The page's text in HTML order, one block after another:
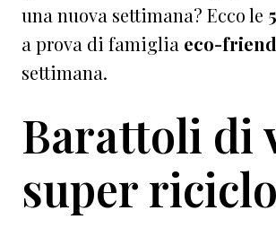
una nuova settimana? Ecco le
a prova di famiglia eco-
settimana.
Barattoli di
super